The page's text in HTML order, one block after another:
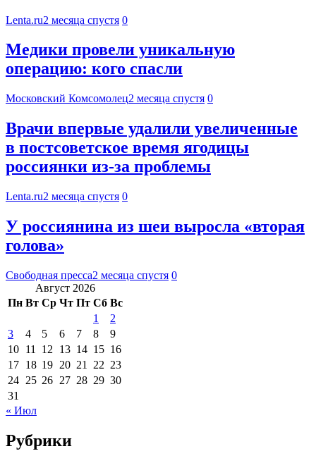
Lenta.ru2 месяца спустя 0
Медики провели уникальную
операцию: кого спасли
Московский Комсомолец2 месяца спустя 0
Врачи впервые удалили увеличенные
в постсоветское время ягодицы
россиянки из-за проблемы
Lenta.ru2 месяца спустя 0
У россиянина из шеи выросла «вторая
голова»
Свободная пресса2 месяца спустя 0
Август 2026
Пн Вт Ср Чт Пт Сб Вс
1
2
3
4 5 6 7 8
9
10 11 12 13 14 15 16
17 18 19 20 21 22 23
24 25 26 27 28 29 30
31
« Июл
Рубрики